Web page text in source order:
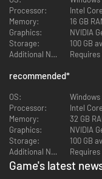
med dybe
bevægelsesevner.
Bryd fri fra den
der dominerer masserne
vende op og ned på
Processor:
Intel
Memory:
16 GB
Graphics:
NVIDIA
Storage:
100 GB
Additional Notes:
recommended*
OS:
Windows
Processor:
Intel
Memory:
32 GB
Graphics:
NVIDIA
Storage:
100 GB
Additional Notes:
Game's latest